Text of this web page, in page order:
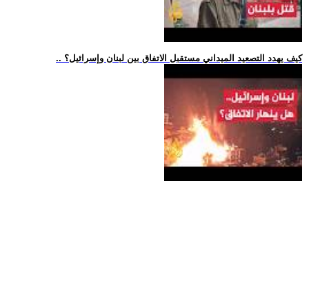
.. كيف يهدد التصعيد الميداني مستقبل الاتفاق بين لبنان وإسرائيل؟